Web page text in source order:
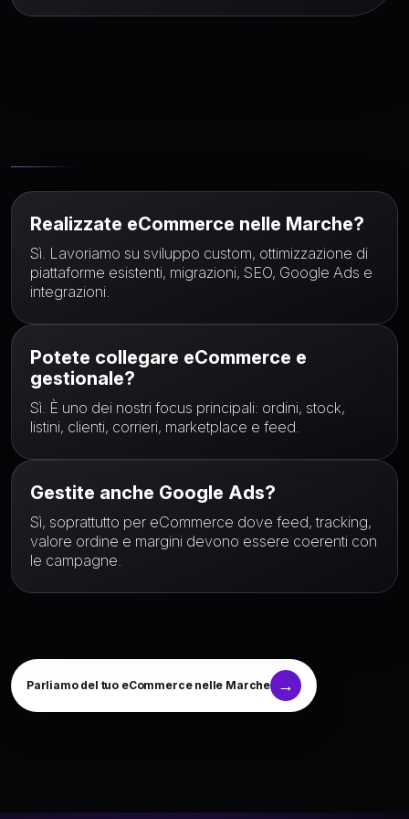
Realizzate eCommerce nelle Marche?
Sì. Lavoriamo su sviluppo custom, ottimizzazione di
piattaforme esistenti, migrazioni, SEO, Google Ads e
integrazioni.
Potete collegare eCommerce e
gestionale?
Sì. È uno dei nostri focus principali: ordini, stock,
listini, clienti, corrieri, marketplace e feed.
Gestite anche Google Ads?
Sì, soprattutto per eCommerce dove feed, tracking,
valore ordine e margini devono essere coerenti con
le campagne.
Parliamo del tuo eCommerce nelle Marche